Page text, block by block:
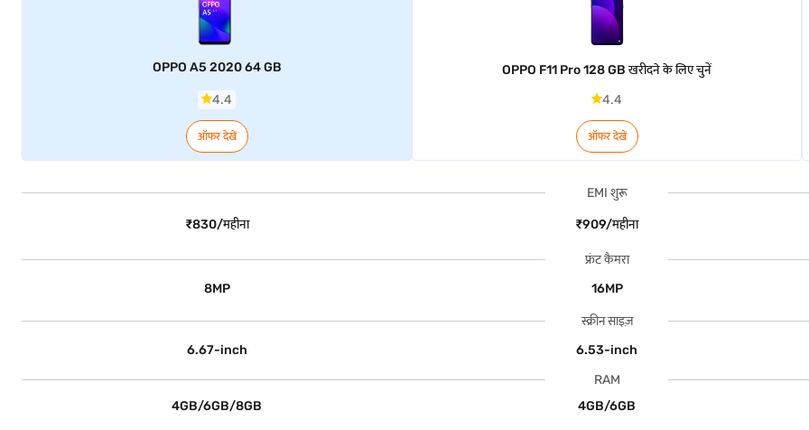
OPPO A5 2020 64 GB
4.4
ऑफर देखें
OPPO F11 Pro 128 GB खरीदने के लिए चुनें
4.4
ऑफर देखें
EMI शुरू
₹830/महीना ₹909/महीना
फ्रंट कैमरा
8MP
16MP
स्क्रीन साइज़
6.67-inch
6.53-inch
RAM
4GB/6GB/8GB
4GB/6GB